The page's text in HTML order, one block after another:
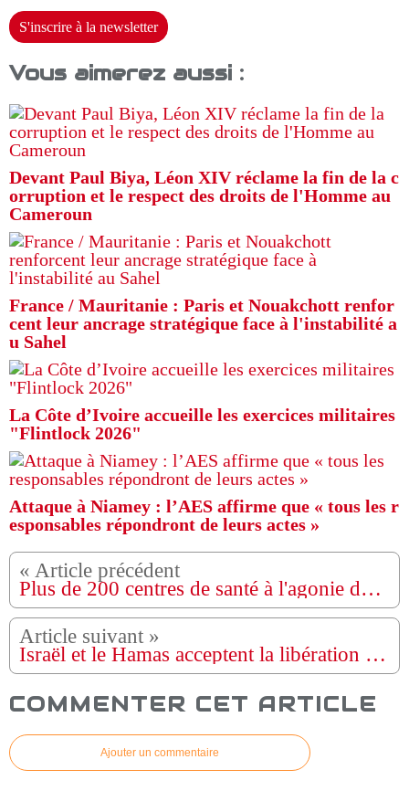
S'inscrire à la newsletter
Vous aimerez aussi :
Devant Paul Biya, Léon XIV réclame la fin de la c
orruption et le respect des droits de l'Homme au
Cameroun
France / Mauritanie : Paris et Nouakchott renfor
cent leur ancrage stratégique face à l'instabilité a
u Sahel
La Côte d’Ivoire accueille les exercices militaires
"Flintlock 2026"
Attaque à Niamey : l’AES affirme que « tous les r
esponsables répondront de leurs actes »
Plus de 200 centres de santé à l'agonie dans l’est de la RDC
Israël et le Hamas acceptent la libération des otages et un cessez-le-feu dans le cadre du plan Trump
COMMENTER CET ARTICLE
Ajouter un commentaire